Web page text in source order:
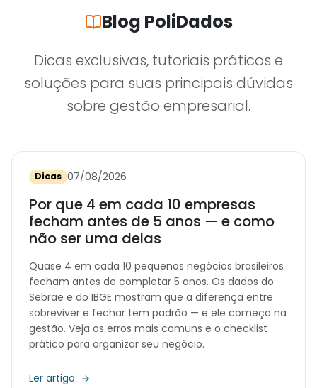
Blog PoliDados
Dicas exclusivas, tutoriais práticos e
soluções para suas principais dúvidas
sobre gestão empresarial.
Dicas 07/08/2026
Por que 4 em cada 10 empresas
fecham antes de 5 anos — e como
não ser uma delas
Quase 4 em cada 10 pequenos negócios brasileiros
fecham antes de completar 5 anos. Os dados do
Sebrae e do IBGE mostram que a diferença entre
sobreviver e fechar tem padrão — e ele começa na
gestão. Veja os erros mais comuns e o checklist
prático para organizar seu negócio.
Ler artigo